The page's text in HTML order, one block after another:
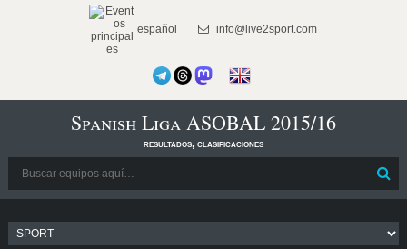
español info@live2sport.com
Spanish Liga ASOBAL 2015/16
resultados, clasificaciones